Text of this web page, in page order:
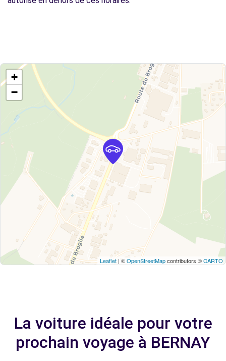
+
−
Leaflet | ©OpenStreetMapcontributors ©CARTO
La voiture idéale pour votre
prochain voyage à BERNAY